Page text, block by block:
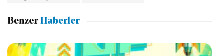
Benzer Haberler